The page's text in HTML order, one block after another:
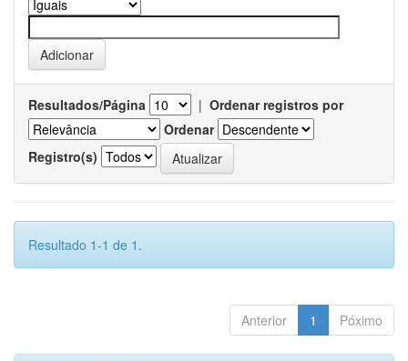
Resultados/Página | Ordenar registros por
Ordenar
Registro(s)
Resultado 1-1 de 1.
Anterior 1 Póximo